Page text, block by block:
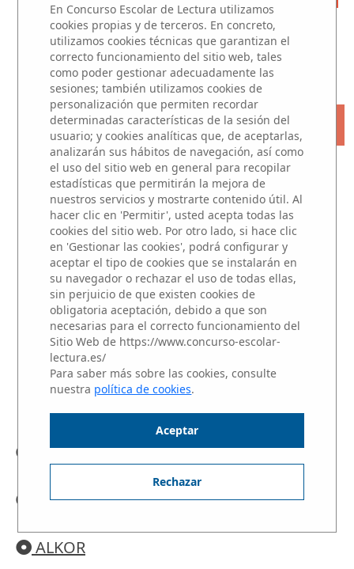
INICIO|MICRORRELATOS|FINALISTAS
JURADO|PREMIOS
« VOLVER
Microrrelatos
Participantes
Edición 2025/2026
NIVEL 2: Alumnos de 3 y 4
de ESO
Haz clic sobre el del centro para acceder a
sus Microrrelato.
ALDEAFUENTE
ALKALA-NAHAR
ALKOR
En Concurso Escolar de Lectura utilizamos
cookies propias y de terceros. En concreto,
utilizamos cookies técnicas que garantizan el
correcto funcionamiento del sitio web, tales
como poder gestionar adecuadamente las
sesiones; también utilizamos cookies de
personalización que permiten recordar
determinadas características de la sesión del
usuario; y cookies analíticas que, de aceptarlas,
analizarán sus hábitos de navegación, así como
el uso del sitio web en general para recopilar
estadísticas que permitirán la mejora de
nuestros servicios y mostrarte contenido útil. Al
hacer clic en 'Permitir', usted acepta todas las
cookies del sitio web. Por otro lado, si hace clic
en 'Gestionar las cookies', podrá configurar y
aceptar el tipo de cookies que se instalarán en
su navegador o rechazar el uso de todas ellas,
sin perjuicio de que existen cookies de
obligatoria aceptación, debido a que son
necesarias para el correcto funcionamiento del
Sitio Web de https://www.concurso-escolar-
lectura.es/
Para saber más sobre las cookies, consulte
nuestra política de cookies.
Aceptar
Rechazar